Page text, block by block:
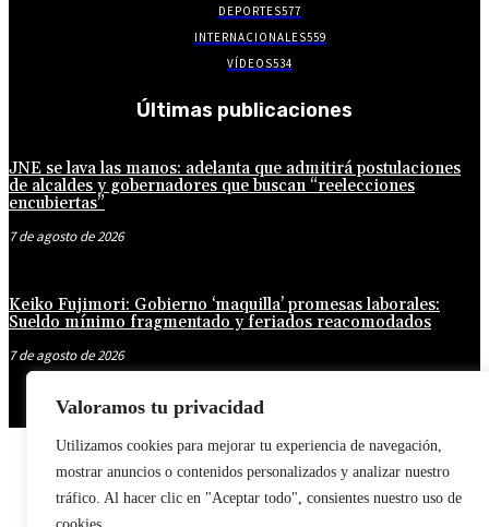
Valoramos tu privacidad
Utilizamos cookies para mejorar tu experiencia de navegación,
mostrar anuncios o contenidos personalizados y analizar nuestro
tráfico. Al hacer clic en "Aceptar todo", consientes nuestro uso de
DEPORTES577
INTERNACIONALES559
VÍDEOS534
Últimas publicaciones
JNE se lava las manos: adelanta que admitirá postulaciones
de alcaldes y gobernadores que buscan “reelecciones
encubiertas”
7 de agosto de 2026
Keiko Fujimori: Gobierno ‘maquilla’ promesas laborales:
Sueldo mínimo fragmentado y feriados reacomodados
7 de agosto de 2026